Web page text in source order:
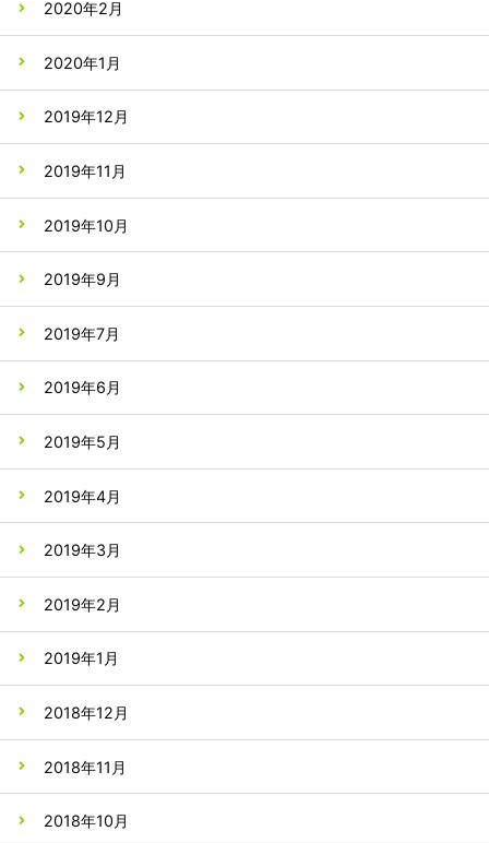
2020年2月
2020年1月
2019年12月
2019年11月
2019年10月
2019年9月
2019年7月
2019年6月
2019年5月
2019年4月
2019年3月
2019年2月
2019年1月
2018年12月
2018年11月
2018年10月